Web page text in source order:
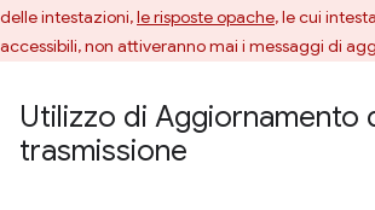
delle intestazioni,le risposte opache, le cui
accessibili, non attiveranno mai i messaggi di
Utilizzo di Aggiornamento
trasmissione